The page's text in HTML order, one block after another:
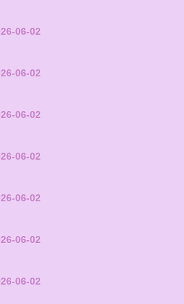
06-02
06-02
06-02
06-02
06-02
06-02
06-02